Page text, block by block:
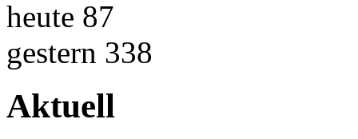
heute 87
gestern 338
Aktuell